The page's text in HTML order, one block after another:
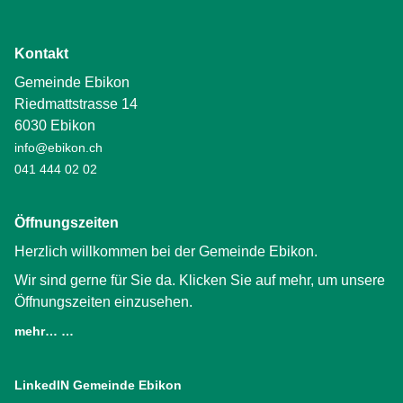
Kontakt
Gemeinde Ebikon
Riedmattstrasse 14
6030 Ebikon
info@ebikon.ch
041 444 02 02
Öffnungszeiten
Herzlich willkommen bei der Gemeinde Ebikon.
Wir sind gerne für Sie da. Klicken Sie auf mehr, um unsere
Öffnungszeiten einzusehen.
mehr… …
LinkedIN Gemeinde Ebikon